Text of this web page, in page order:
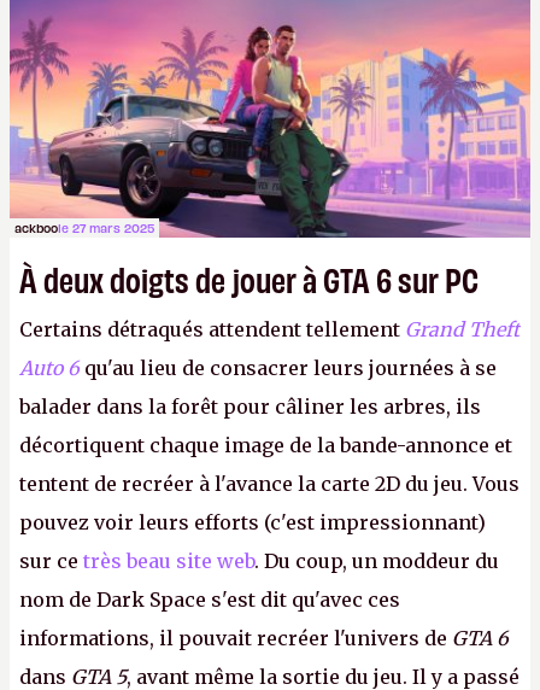
ackboole 27 mars 2025
À deux doigts de jouer à GTA 6 sur PC
Certains détraqués attendent tellement Grand Theft
Auto 6 qu'au lieu de consacrer leurs journées à se
balader dans la forêt pour câliner les arbres, ils
décortiquent chaque image de la bande-annonce et
tentent de recréer à l'avance la carte 2D du jeu. Vous
pouvez voir leurs efforts (c'est impressionnant)
sur ce très beau site web. Du coup, un moddeur du
nom de Dark Space s'est dit qu'avec ces
informations, il pouvait recréer l'univers de GTA 6
dans GTA 5, avant même la sortie du jeu. Il y a passé